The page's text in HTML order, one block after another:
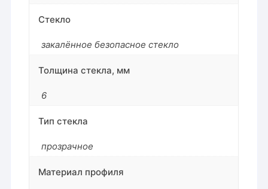
Стекло
закалённое безопасное стекло
Толщина стекла, мм
6
Тип стекла
прозрачное
Материал профиля